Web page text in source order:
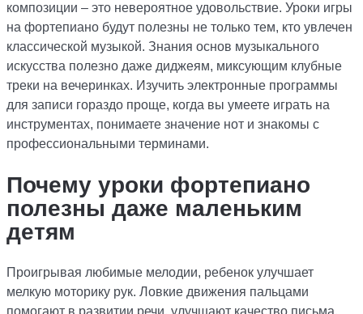
композиции – это невероятное удовольствие. Уроки игры
на фортепиано будут полезны не только тем, кто увлечен
классической музыкой. Знания основ музыкального
искусства полезно даже диджеям, миксующим клубные
треки на вечеринках. Изучить электронные программы
для записи гораздо проще, когда вы умеете играть на
инструментах, понимаете значение нот и знакомы с
профессиональными терминами.
Почему уроки фортепиано
полезны даже маленьким
детям
Проигрывая любимые мелодии, ребенок улучшает
мелкую моторику рук. Ловкие движения пальцами
помогают в развитии речи, улучшают качество письма,